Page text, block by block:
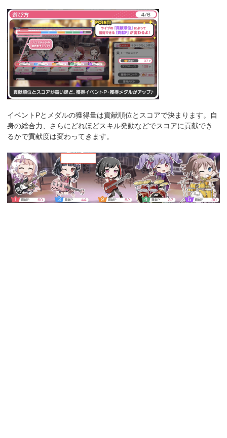
イベントPとメダルの獲得量は貢献順位とスコアで決まります。自
身の総合力、さらにどれほどスキル発動などでスコアに貢献でき
るかで貢献度は変わってきます。